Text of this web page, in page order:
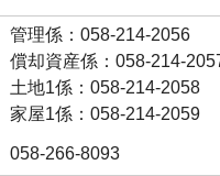
管理係：058-214-2056
償却資産係：058-214-
土地1係：058-214-2058
家屋1係：058-214-2059
058-266-8093